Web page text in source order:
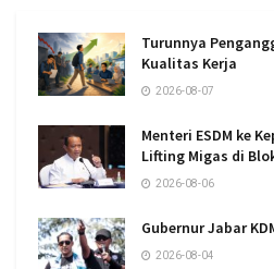
Turunnya
Kualitas Kerja
2026-08-07
Menteri ESDM ke
Lifting Migas di
2026-08-06
Gubernur Jabar
2026-08-04